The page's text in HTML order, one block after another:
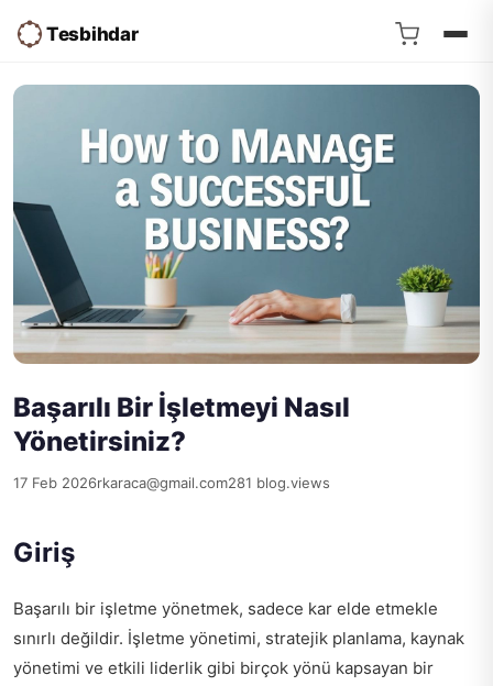
Tesbihdar
Başarılı Bir İşletmeyi Nasıl
Yönetirsiniz?
17 Feb 2026rkaraca@gmail.com281 blog.views
Giriş
Başarılı bir işletme yönetmek, sadece kar elde etmekle
sınırlı değildir. İşletme yönetimi, stratejik planlama, kaynak
yönetimi ve etkili liderlik gibi birçok yönü kapsayan bir